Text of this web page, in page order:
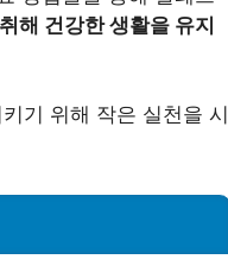
해 건강한 생활을 유지
기 위해 작은 실천을 시